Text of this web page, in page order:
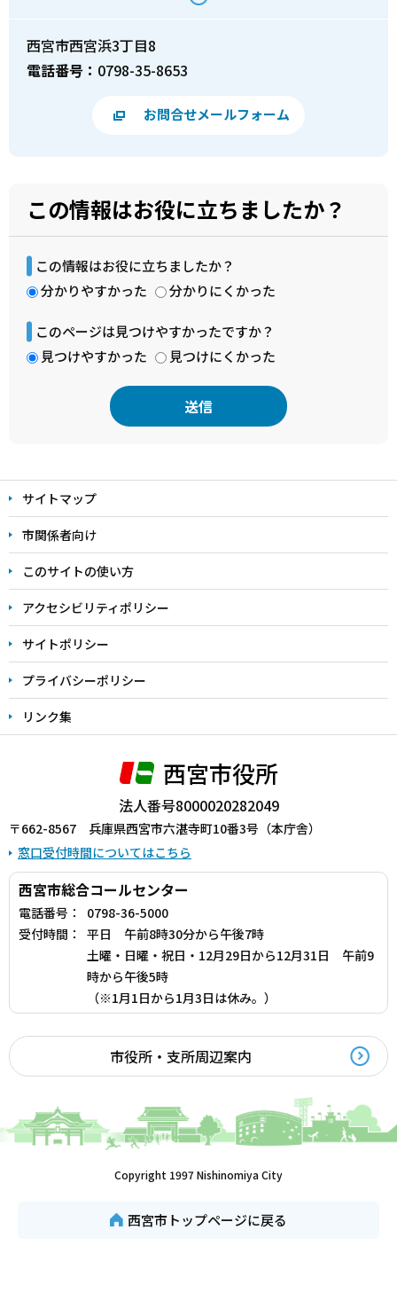
西宮市西宮浜3丁目8
電話番号： 0798-35-8653
お問合せメールフォーム
この情報はお役に立ちましたか？
この情報はお役に立ちましたか？
分かりやすかった
分かりにくかった
このページは見つけやすかったですか？
見つけやすかった
見つけにくかった
文
こ
こ
ま
で
サイトマップ
市関係者向け
このサイトの使い方
アクセシビリティポリシー
サイトポリシー
プライバシーポリシー
リンク集
西宮市役所
法人番号8000020282049
〒662-8567 兵庫県西宮市六湛寺町10番3号（本庁舎）
窓口受付時間についてはこちら
西宮市総合コールセンター
電話番号：
0798-36-5000
受付時間：
平日 午前8時30分から午後7時
土曜・日曜・祝日・12月29日から12月31日 午前9
時から午後5時
（※1月1日から1月3日は休み。）
市役所・支所周辺案内
Copyright 1997 Nishinomiya City
西宮市トップページに戻る